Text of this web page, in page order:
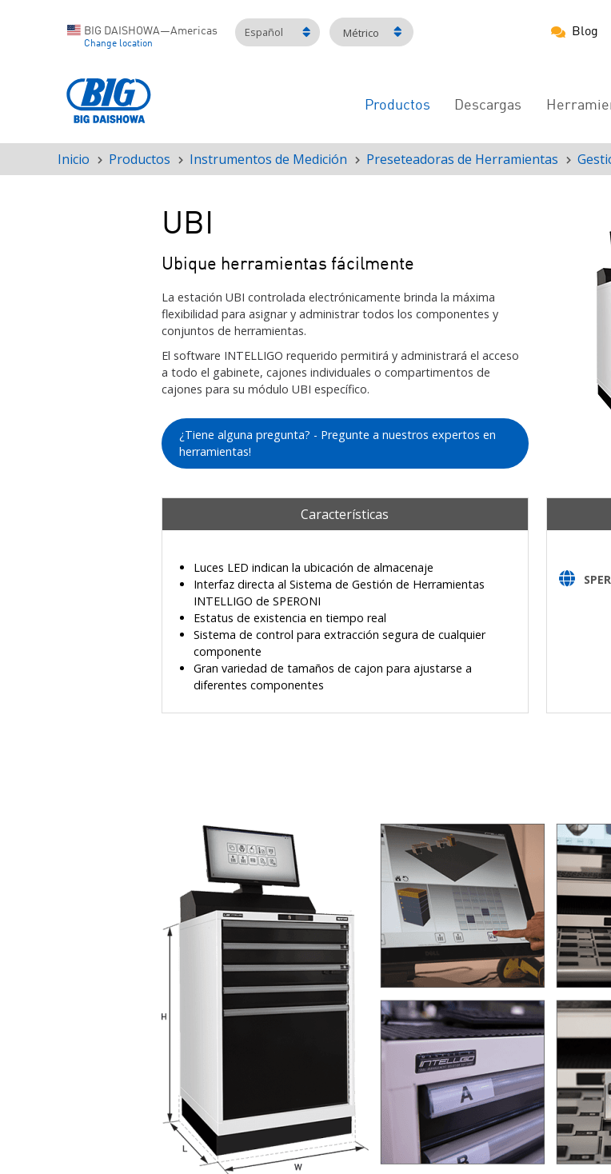
BIG DAISHOWA—Americas
Change location
Español Métrico Blog
Navegación
Productos Descargas
Ruta
de
Inicio Productos Instrumentos de Medición Preseteadoras de Herramientas
UBI
Ubique herramientas fácilmente
La estación UBI controlada electrónicamente brinda la máxima
flexibilidad para asignar y administrar todos los componentes y
conjuntos de herramientas.
El software INTELLIGO requerido permitirá y administrará el acceso
a todo el gabinete, cajones individuales o compartimentos de
cajones para su módulo UBI específico.
¿Tiene alguna pregunta? - Pregunte a nuestros expertos en
herramientas!
Características
Luces LED indican la ubicación de almacenaje
Interfaz directa al Sistema de Gestión de Herramientas
INTELLIGO de SPERONI
Estatus de existencia en tiempo real
Sistema de control para extracción segura de cualquier
componente
Gran variedad de tamaños de cajon para ajustarse a
diferentes componentes